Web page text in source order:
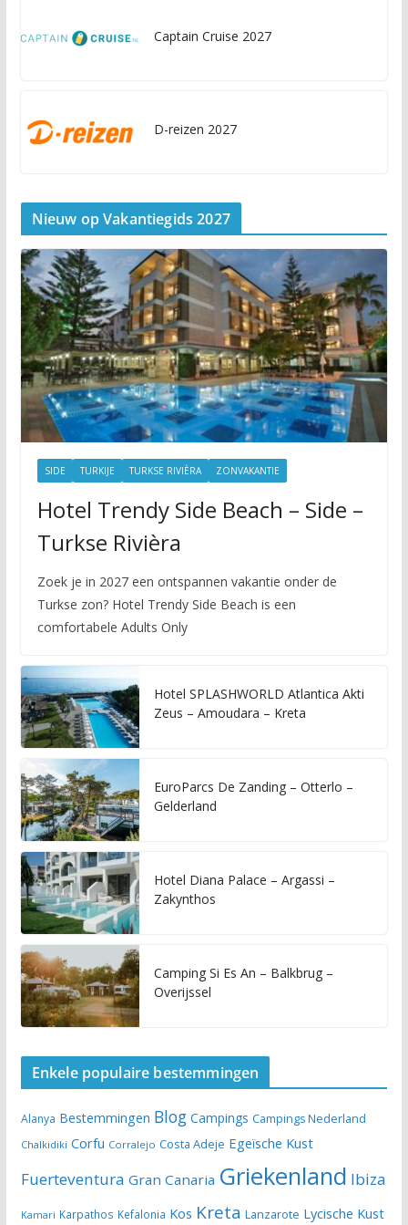
Captain Cruise 2027
D-reizen 2027
Nieuw op Vakantiegids 2027
SIDE TURKIJE TURKSE RIVIÈRA ZONVAKANTIE
Hotel Trendy Side Beach – Side –
Turkse Rivièra
Zoek je in 2027 een ontspannen vakantie onder de
Turkse zon? Hotel Trendy Side Beach is een
comfortabele Adults Only
Hotel SPLASHWORLD Atlantica Akti
Zeus – Amoudara – Kreta
EuroParcs De Zanding – Otterlo –
Gelderland
Hotel Diana Palace – Argassi –
Zakynthos
Camping Si Es An – Balkbrug –
Overijssel
Enkele populaire bestemmingen
Alanya Bestemmingen Blog Campings Campings Nederland
Chalkidiki Corfu Corralejo Costa Adeje Egeïsche Kust
Fuerteventura Gran Canaria Griekenland Ibiza
Kamari Karpathos Kefalonia Kos Kreta Lanzarote Lycische Kust